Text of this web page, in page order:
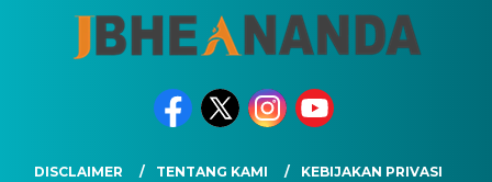
DISCLAIMER TENTANG KAMI KEBIJAKAN PRIVASI